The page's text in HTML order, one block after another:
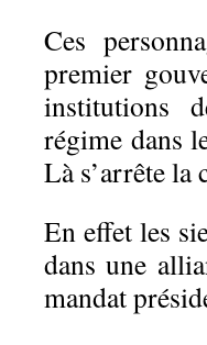
Ces
premier
institutions
régime dans
Là s’arrête
En effet les
dans une
mandat